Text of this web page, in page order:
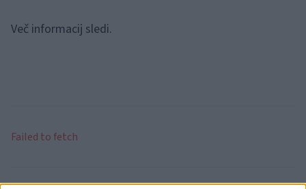
Več informacij sledi.
Failed to fetch